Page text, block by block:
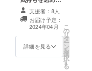
て、お礼のメッ
セージをお送り
します。 ソフト
ボール普及のた
め 少しでもお力
になっていただ
ける方 よろしく
支援者：8人
お届け予定：
2024年04月
詳細を見る
こ
の
リ
タ
ー
ン
を
選
択
す
る